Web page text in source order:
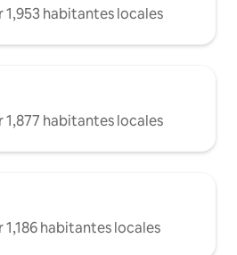
habitantes locales
habitantes locales
habitantes locales